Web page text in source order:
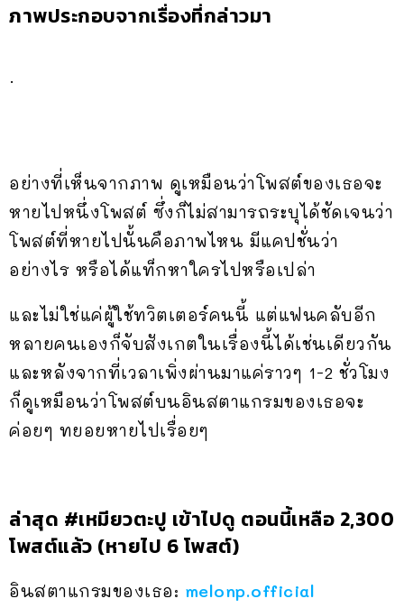
ภาพประกอบจากเรื่องที่กล่าวมา
.
อย่างที่เห็นจากภาพ ดูเหมือนว่าโพสต์ของเธอจะ
หายไปหนึ่งโพสต์ ซึ่งก็ไม่สามารถระบุได้ชัดเจนว่า
โพสต์ที่หายไปนั้นคือภาพไหน มีแคปชั่นว่า
อย่างไร หรือได้แท็กหาใครไปหรือเปล่า
และไม่ใช่แค่ผู้ใช้ทวิตเตอร์คนนี้ แต่แฟนคลับอีก
หลายคนเองก็จับสังเกตในเรื่องนี้ได้เช่นเดียวกัน
และหลังจากที่เวลาเพิ่งผ่านมาแค่ราวๆ 1-2 ชั่วโมง
ก็ดูเหมือนว่าโพสต์บนอินสตาแกรมของเธอจะ
ค่อยๆ ทยอยหายไปเรื่อยๆ
ล่าสุด #เหมียวตะปู เข้าไปดู ตอนนี้เหลือ 2,300
โพสต์แล้ว (หายไป 6 โพสต์)
อินสตาแกรมของเธอ: melonp.official